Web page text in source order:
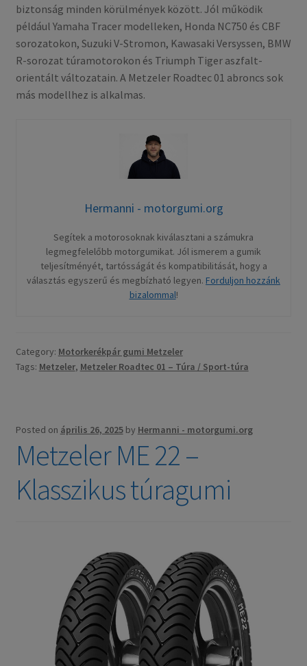
biztonság minden körülmények között. Jól működik
például Yamaha Tracer modelleken, Honda NC750 és CBF
sorozatokon, Suzuki V-Stromon, Kawasaki Versyssen, BMW
R-sorozat túramotorokon és Triumph Tiger aszfalt-
orientált változatain. A Metzeler Roadtec 01 abroncs sok
más modellhez is alkalmas.
Hermanni - motorgumi.org
Segítek a motorosoknak kiválasztani a számukra
legmegfelelőbb motorgumikat. Jól ismerem a gumik
teljesítményét, tartósságát és kompatibilitását, hogy a
választás egyszerű és megbízható legyen. Forduljon hozzánk
bizalommal!
Category: Motorkerékpár gumi Metzeler
Tags: Metzeler, Metzeler Roadtec 01 – Túra / Sport-túra
Posted on április 26, 2025 by Hermanni - motorgumi.org
Metzeler ME 22 –
Klasszikus túragumi